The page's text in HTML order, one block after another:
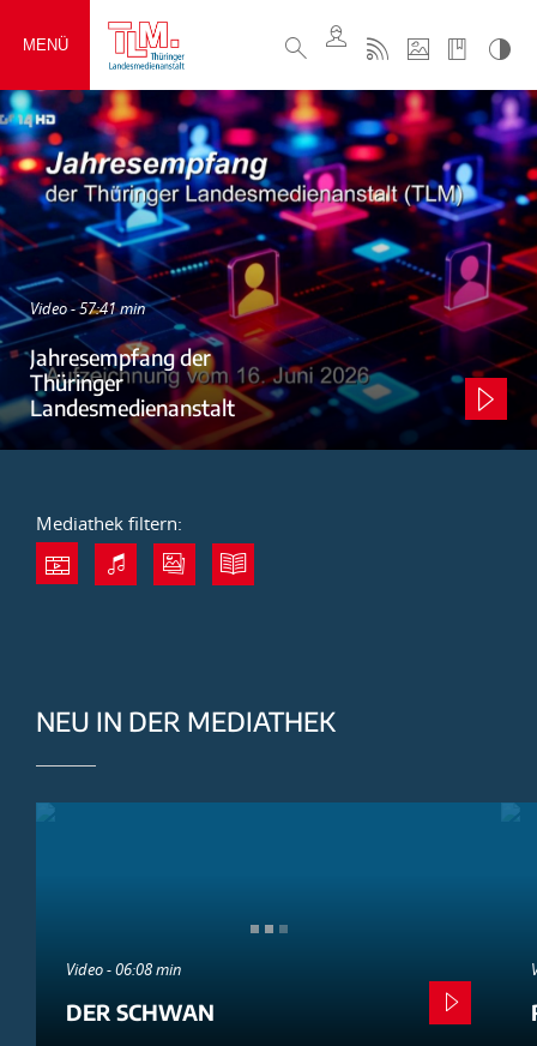
MENÜ
Video - 57:41 min
Jahresempfang der
Thüringer
Landesmedienanstalt
Mediathek filtern:
NEU IN DER MEDIATHEK
Video - 06:08 min
DER SCHWAN